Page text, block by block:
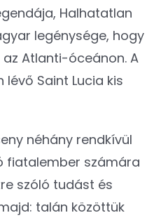
Halhatatlan
legénysége, hogy
Atlanti-óceánon. A
Saint Lucia kis
néhány rendkívül
fiatalember számára
szóló tudást és
talán közöttük